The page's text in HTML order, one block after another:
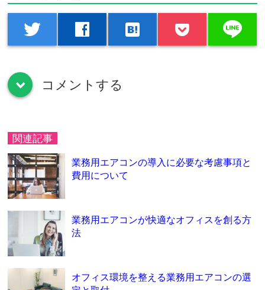
twitter facebook hatenabookmark line
down コメントする
関連記事
業務用エアコンの導入に必要な考慮事項と
費用について
業務用エアコンが快適なオフィスを創る方
法
オフィス環境を整える業務用エアコンの選